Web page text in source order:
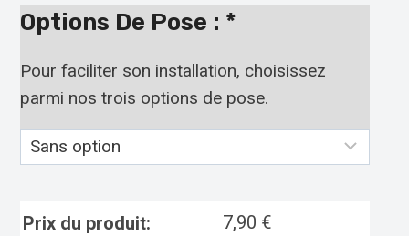
Options De Pose : *
Pour faciliter son installation, choisissez
parmi nos trois options de pose.
Prix du produit: 7,90 €